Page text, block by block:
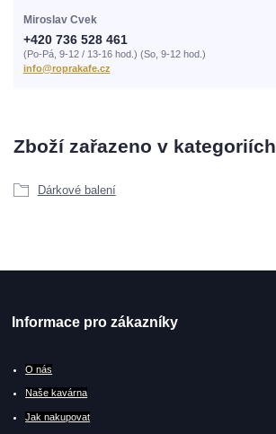
Zboží zařazeno v kategoriích
Dárkové balení
Miroslav Cvek
+420 736 528 461
(Po-Pá, 9-12 / 13-16 hod.) (So, 9-12 hod.)
info@roprakafe.cz
Informace pro zákazníky
Onás
Naše kavárna
Jak nakupovat